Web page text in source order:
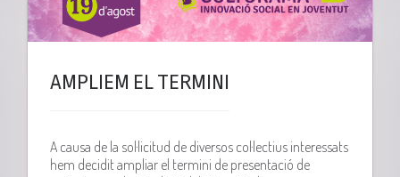
AMPLIEM EL TERMINI
A causa de la sol·licitud de diversos col·lectius interessats
hem decidit ampliar el termini de presentació de